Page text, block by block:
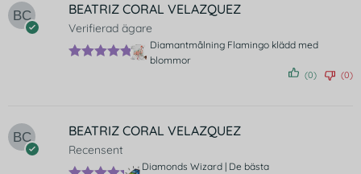
BEATRIZ CORAL VELAZQUEZ
Verifierad ägare
Diamantmålning Flamingo klädd med
blommor
(0) (0)
BEATRIZ CORAL VELAZQUEZ
Recensent
Diamonds Wizard | De bästa